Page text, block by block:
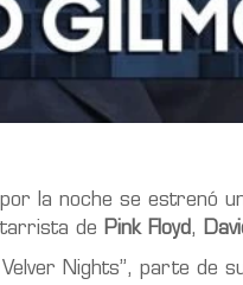
la noche se estrenó
de Pink Floyd,
Nights”, parte de